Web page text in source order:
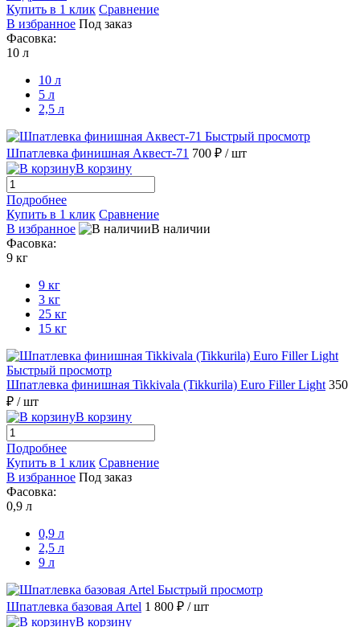
Купить в 1 клик Сравнение
В избранное Под заказ
Фасовка:
10 л
10 л
5 л
2,5 л
Быстрый просмотр
Шпатлевка финишная Аквест-71 700 ₽ / шт
В корзину
Подробнее
Купить в 1 клик Сравнение
В избранное
В наличии
Фасовка:
9 кг
9 кг
3 кг
25 кг
15 кг
Быстрый просмотр
Шпатлевка финишная Tikkivala (Tikkurila) Euro Filler Light 350
₽ / шт
В корзину
Подробнее
Купить в 1 клик Сравнение
В избранное Под заказ
Фасовка:
0,9 л
0,9 л
2,5 л
9 л
Быстрый просмотр
Шпатлевка базовая Artel 1 800 ₽ / шт
В корзину